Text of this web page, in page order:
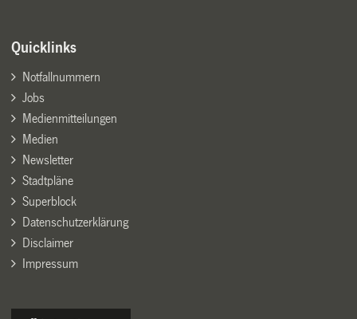
Quicklinks
Notfallnummern
Jobs
Medienmitteilungen
Medien
Newsletter
Stadtpläne
Superblock
Datenschutzerklärung
Disclaimer
Impressum